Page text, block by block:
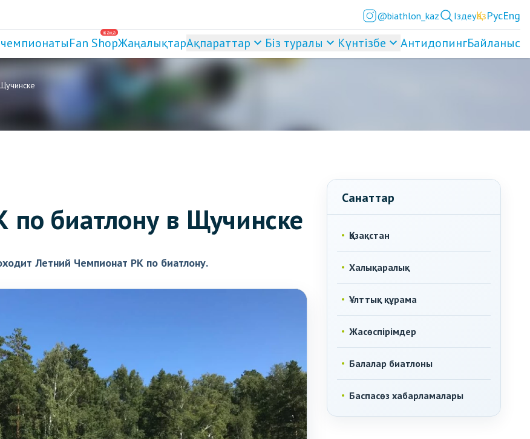
@biathlon_kaz ІздеуҚазРусEng
жаңа
Fan ShopЖаңалықтарАқпараттар Біз туралы Күнтізбе АнтидопингБайланыс
биатлону в Щучинске
Летний Чемпионат РК по биатлону.
Санаттар
Қазақстан
Халықаралық
Ұлттық құрама
Жасөспірімдер
Балалар биатлоны
Баспасөз хабарламалары